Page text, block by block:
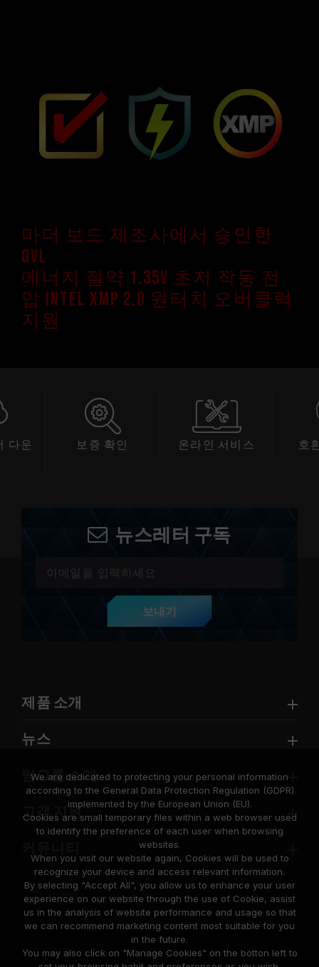
마더 보드 제조사에서 승인한
QVL
에너지 절약 1.35V 초저 작동 전
압 Intel XMP 2.0 원터치 오버클럭
지원
다운
보증 확인 온라인 서비스 호
뉴스레터 구독
보내기
제품 소개
뉴스
팀그룹 소개
고객 지원
© 2026 Team Group Inc. All Rights Reserved.
We are dedicated to protecting your personal information
according to the General Data Protection Regulation (GDPR)
implemented by the European Union (EU).
Cookies are small temporary files within a web browser used
to identify the preference of each user when browsing
websites.
When you visit our website again, Cookies will be used to
recognize your device and access relevant information.
By selecting "Accept All", you allow us to enhance your user
experience on our website through the use of Cookie, assist
us in the analysis of website performance and usage so that
we can recommend marketing content most suitable for you
in the future.
You may also click on "Manage Cookies" on the botton left to